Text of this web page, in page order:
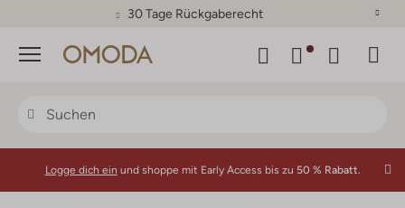
30 Tage Rückgaberecht
Menü
Logge dich ein und shoppe mit Early Access bis zu 50 % Rabatt.